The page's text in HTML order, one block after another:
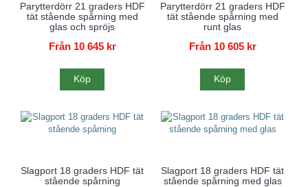
Parytterdörr 21 graders HDF
tät stående spårning med
glas och spröjs
Från 10 645 kr
Köp
Parytterdörr 21 graders HDF
tät stående spårning med
runt glas
Från 10 605 kr
Köp
Slagport 18 graders HDF tät
stående spårning
Slagport 18 graders HDF tät
stående spårning med glas